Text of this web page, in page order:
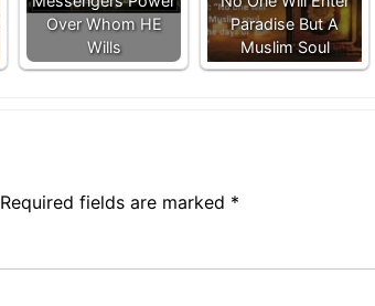
Over Whom HE
Wills
Paradise But A
Muslim Soul
Required fields are marked *